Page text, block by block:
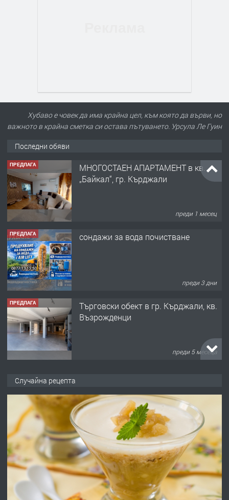
Хубаво е човек да има крайна цел, към която да върви, но
важното в крайна сметка си остава пътуването. Урсула Ле Гуин
Последни обяви
ПРЕДЛАГА
МНОГОСТАЕН АПАРТАМЕНТ в кв.
„Байкал“, гр. Кърджали
преди 1 месец
ПРЕДЛАГА сондажи за вода почистване
преди 3 дни
ПРЕДЛАГА
Tърговски обект в гр. Кърджали, кв.
Възрожденци
преди 5 месеца
преди 6 месеца
ПРЕДЛАГА
Заведение /ресторант, бистро/ в с.
Чакаларово, община Кирково
преди 7 месеца
Случайна рецепта